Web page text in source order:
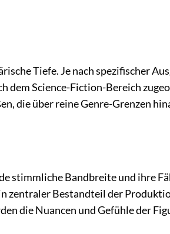
Tiefe. Je nach spezifischer
dem Science-Fiction-Bereich
die über reine Genre-Grenzen
stimmliche Bandbreite und ihre
zentraler Bestandteil der
die Nuancen und Gefühle der